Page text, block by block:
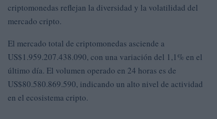
criptomonedas reflejan la diversidad y la volatilidad del
mercado cripto.
El mercado total de criptomonedas asciende a
US$1.959.207.438.090, con una variación del 1,1% en el
último día. El volumen operado en 24 horas es de
US$80.580.869.590, indicando un alto nivel de actividad
en el ecosistema cripto.